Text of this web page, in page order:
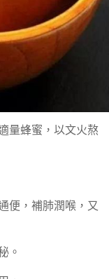
量蜂蜜，以文火熬
便，補肺潤喉，又
。